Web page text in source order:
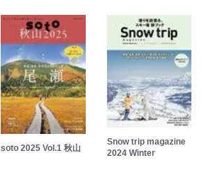
soto 2025 Vol.1 秋山
Snow trip magazine
2024 Winter